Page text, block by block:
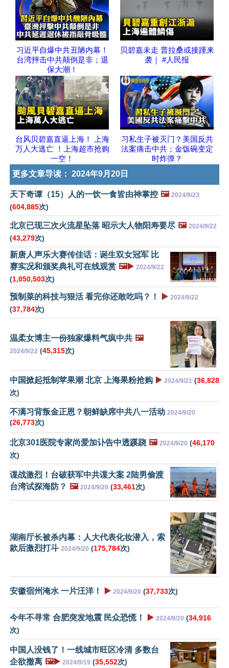
习近平自爆中共丑陋内幕！
台湾抨击中共颠倒是非；退
保大潮！
贝碧嘉未走 普拉桑或接踵来
袭｜ #人民报
台风贝碧嘉直逼上海！ 上海
万人大逃亡 ！上海超市抢购
一空！
习私生子被灭门？美国反共
法案痛击中共；金饭碗变定
时炸弹？
更多文章导读： 2024年9月20日
天下奇谭（15）人的一饮一食皆由神掌控 🖼️ 2024/9/23
(604,885次)
北京已现三次火流星坠落 昭示大人物阳寿要尽 🖼️ 2024/9/22
(43,279次)
新唐人声乐大赛传佳话：诞生双女冠军 比
赛实况和颁奖典礼可在线观赏 🖼️▶️ 2024/9/22
(1,050,503次)
预制菜的科技与狠活 看完你还敢吃吗？！ ▶️ 2024/9/22
(37,784次)
温柔女博主一份独家爆料气疯中共 🖼️
2024/9/22 (45,315次)
中国掀起抵制苹果潮 北京 上海果粉抢购 ▶️ 2024/9/21 (36,828
次)
不满习背叛金正恩？朝鲜缺席中共八一活动 2024/9/20
(26,773次)
北京301医院专家尚爱加讣告中透蹊跷 🖼️ 2024/9/20 (46,170
次)
谍战激烈！台破获军中共谍大案 2陆男偷渡
台湾试探海防？ 🖼️ 2024/9/20 (33,461次)
湖南厅长被杀内幕：人大代表化妆潜入，索
款后激烈打斗 2024/9/20 (175,784次)
安徽宿州淹水 一片汪洋！ ▶️ 2024/9/20 (37,733次)
今年不寻常 合肥突发地震 民众恐慌！ ▶️ 2024/9/20 (34,916
次)
中国人没钱了！一线城市旺区冷清 多数台
企欲撤离 🖼️▶️ 2024/9/19 (35,552次)